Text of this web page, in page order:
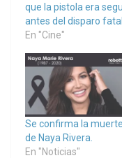
que la pistola era
antes del disparo fatal
En "Cine"
Se confirma la muerte
de Naya Rivera.
En "Noticias"